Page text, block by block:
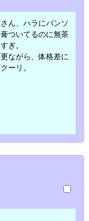
ん、ハラにバンソ
ついてるのに無茶
ぎ。
ながら、体格差に
ーリ。